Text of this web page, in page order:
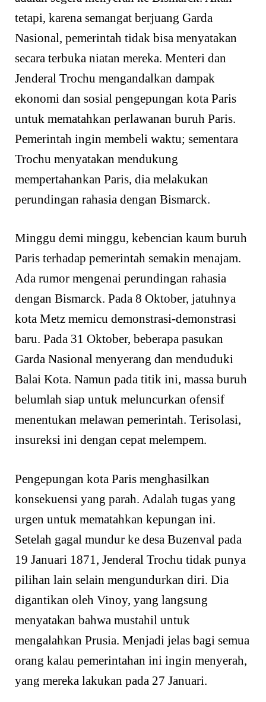
tetapi, karena semangat berjuang Garda
Nasional, pemerintah tidak bisa menyatakan
secara terbuka niatan mereka. Menteri dan
Jenderal Trochu mengandalkan dampak
ekonomi dan sosial pengepungan kota Paris
untuk mematahkan perlawanan buruh Paris.
Pemerintah ingin membeli waktu; sementara
Trochu menyatakan mendukung
mempertahankan Paris, dia melakukan
perundingan rahasia dengan Bismarck.
Minggu demi minggu, kebencian kaum buruh
Paris terhadap pemerintah semakin menajam.
Ada rumor mengenai perundingan rahasia
dengan Bismarck. Pada 8 Oktober, jatuhnya
kota Metz memicu demonstrasi-demonstrasi
baru. Pada 31 Oktober, beberapa pasukan
Garda Nasional menyerang dan menduduki
Balai Kota. Namun pada titik ini, massa buruh
belumlah siap untuk meluncurkan ofensif
menentukan melawan pemerintah. Terisolasi,
insureksi ini dengan cepat melempem.
Pengepungan kota Paris menghasilkan
konsekuensi yang parah. Adalah tugas yang
urgen untuk mematahkan kepungan ini.
Setelah gagal mundur ke desa Buzenval pada
19 Januari 1871, Jenderal Trochu tidak punya
pilihan lain selain mengundurkan diri. Dia
digantikan oleh Vinoy, yang langsung
menyatakan bahwa mustahil untuk
mengalahkan Prusia. Menjadi jelas bagi semua
orang kalau pemerintahan ini ingin menyerah,
yang mereka lakukan pada 27 Januari.